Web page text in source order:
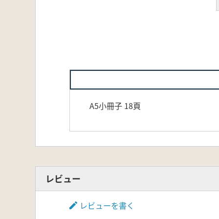
A5小冊子 18頁
レビュー
レビューを書く